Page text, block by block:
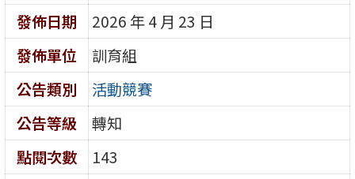
發佈日期
2026 年 4 月 23 日
發佈單位
訓育組
公告類別
活動競賽
公告等級
轉知
點閱次數
143